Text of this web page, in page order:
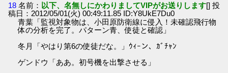
18 名前： 以下、名無しにかわりましてVIPがお送りします[] 投
稿日：2012/05/01(火) 00:49:11.85 ID:Y8UkE7Du0
青葉「監視対象物は、小田原防衛線に侵入！未確認飛行物
体の分析を完了。パターン青、使徒と確認」
冬月「やはり第6の使徒だな。」ｳｨｰン、ｶﾞﾁｬﾝ
ゲンドウ「ああ。初号機を出撃させる」